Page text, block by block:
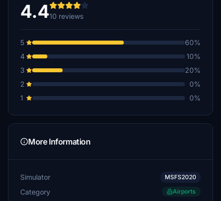
4.410 reviews
5
60%
4
10%
3
20%
2
0%
1
0%
More Information
Simulator MSFS2020
Category Airports